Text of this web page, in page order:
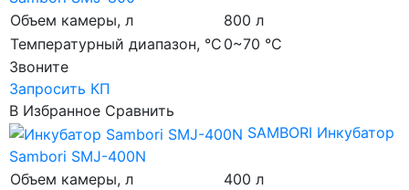
Объем камеры, л
800 л
Температурный диапазон, °C 0~70 °C
Звоните
Запросить КП
В Избранное Сравнить
SAMBORI Инкубатор
Sambori SMJ-400N
Объем камеры, л
400 л